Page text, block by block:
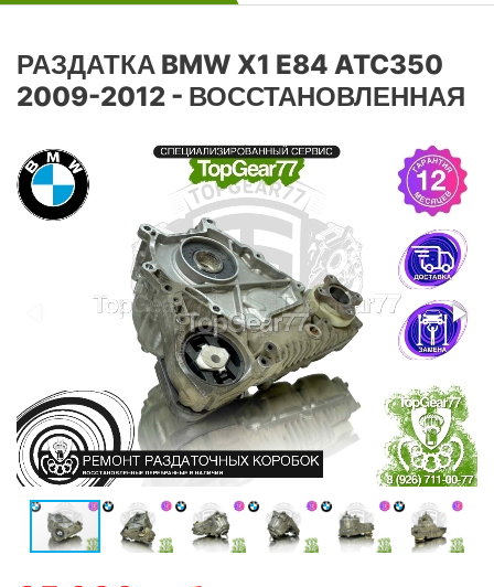
РАЗДАТКА BMW X1 E84 ATC350
2009-2012 - ВОССТАНОВЛЕННАЯ